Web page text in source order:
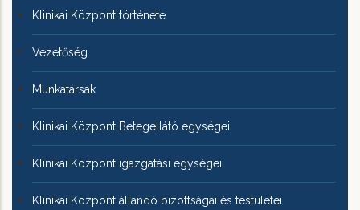
KLINIKAI
KÖZPONTRÓL
Klinikai Központ története
Vezetőség
Munkatársak
Klinikai Központ Betegellátó egységei
Klinikai Központ igazgatási egységei
Klinikai Központ állandó bizottságai és testületei